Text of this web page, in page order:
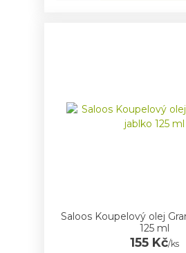
Saloos Koupelový olej
125 ml
155 Kč/ks